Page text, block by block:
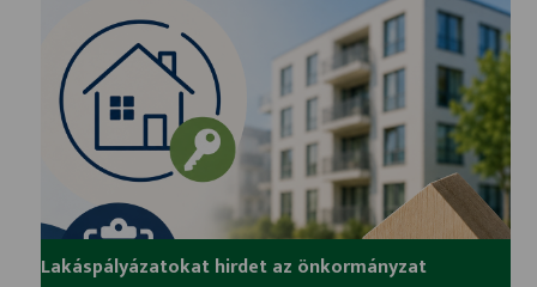
Lakáspályázatokat hirdet az önkormányzat